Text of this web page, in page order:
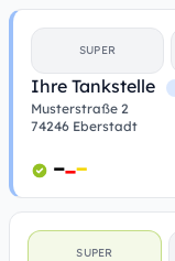
SUPER
Ihre Tankstelle
Musterstraße 2
74246 Eberstadt
SUPER